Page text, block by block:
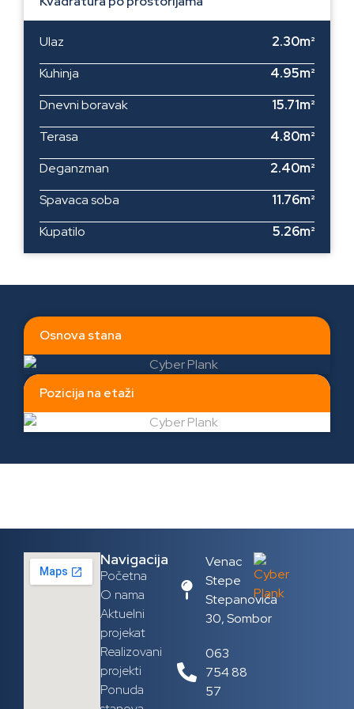
Ulaz
2.30m²
Kuhinja
4.95m²
Dnevni boravak
15.71m²
Terasa
4.80m²
Deganzman
2.40m²
Spavaca soba
11.76m²
Kupatilo
5.26m²
Osnova stana
Pozicija na etaži
Navigacija
Početna
O nama
Aktuelni
projekat
Realizovani
projekti
Ponuda
Venac
Stepe
Stepanovića
30, Sombor
063
754 88
57